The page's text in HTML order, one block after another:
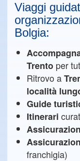
Viaggi
Bolgia:
Trento per
Ritrovo a
località
Guide
Itinerari
franchigia)